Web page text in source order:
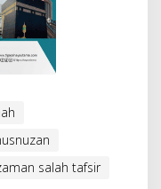
salah tafsir